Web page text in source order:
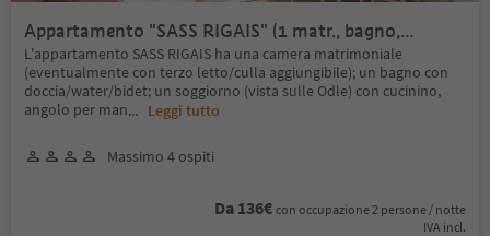
Appartamento "SASS RIGAIS" (1 matr., bagno,
soggiorno, terrazza)
L'appartamento SASS RIGAIS ha una camera matrimoniale
(eventualmente con terzo letto/culla aggiungibile); un bagno con
doccia/water/bidet; un soggiorno (vista sulle Odle) con cucinino,
angolo per man... Leggi tutto
Massimo 4 ospiti
Da 136€ con occupazione 2 persone / notte
IVA incl.